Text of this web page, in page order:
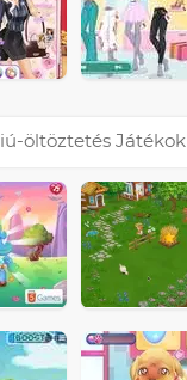
öltöztetés Játékok